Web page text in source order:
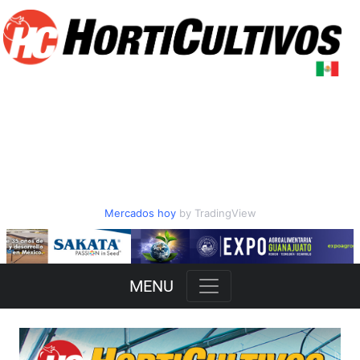
Mercados hoyby TradingView
Slide 2 of 3
MENU